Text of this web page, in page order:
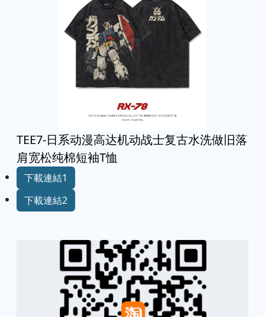
TEE7-日系动漫高达机动战士复古水洗做旧落
肩宽松纯棉短袖T恤
下載連結1
下載連結2